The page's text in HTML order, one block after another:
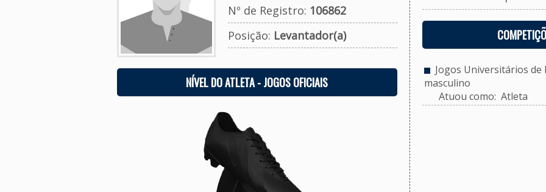
Nº de Registro: 106862
Posição: Levantador(a)
NÍVEL DO ATLETA - JOGOS OFICIAIS
Jogos Universitários de
masculino
Atuou como: Atleta